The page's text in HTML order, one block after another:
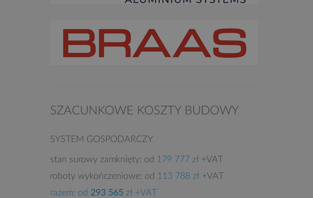
SZACUNKOWE KOSZTY BUDOWY
SYSTEM GOSPODARCZY
stan surowy zamknięty: od 179 777 zł +VAT
roboty wykończeniowe: od 113 788 zł +VAT
razem: od 293 565 zł +VAT